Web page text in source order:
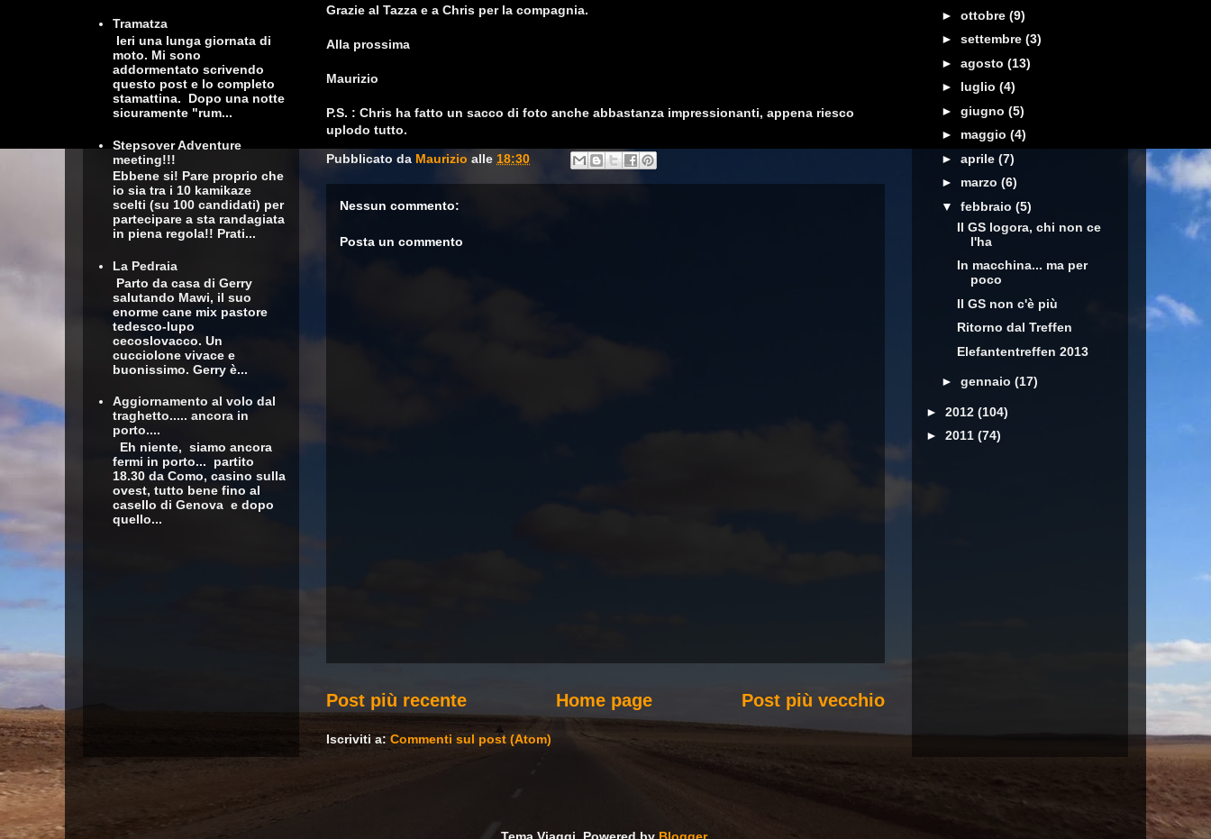
Grazie al Tazza e a Chris per la compagnia.
Alla prossima
Maurizio
P.S. : Chris ha fatto un sacco di foto anche abbastanza impressionanti, appena riesco
uplodo tutto.
Pubblicato da Maurizio alle 18:30
Nessun commento:
Posta un commento
Post più recente Post più vecchio
Home page
Iscriviti a:Commenti sul post (Atom)
Tramatza
Ieri una lunga giornata di
moto. Mi sono
addormentato scrivendo
questo post e lo completo
stamattina. Dopo una notte
sicuramente "rum...
Stepsover Adventure
meeting!!!
Ebbene si! Pare proprio che
io sia tra i 10 kamikaze
scelti (su 100 candidati) per
partecipare a sta randagiata
in piena regola!! Prati...
La Pedraia
Parto da casa di Gerry
salutando Mawi, il suo
enorme cane mix pastore
tedesco-lupo
cecoslovacco. Un
cucciolone vivace e
buonissimo. Gerry è...
Aggiornamento al volo dal
traghetto..... ancora in
porto....
Eh niente, siamo ancora
fermi in porto... partito
18.30 da Como, casino sulla
ovest, tutto bene fino al
casello di Genova e dopo
quello...
► ottobre (9)
► settembre (3)
► agosto (13)
► luglio (4)
► giugno (5)
► maggio (4)
► aprile (7)
► marzo (6)
▼ febbraio (5)
Il GS logora, chi non ce
l'ha
In macchina... ma per
poco
Il GS non c'è più
Ritorno dal Treffen
Elefantentreffen 2013
► gennaio (17)
► 2012 (104)
► 2011 (74)
Tema Viaggi. Powered by Blogger.